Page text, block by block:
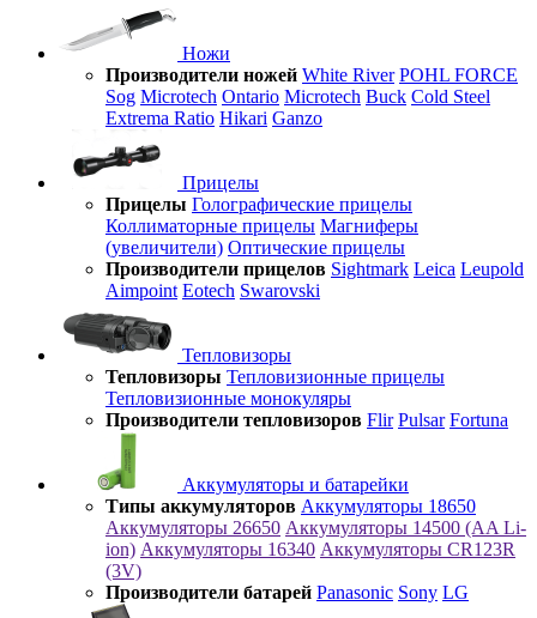
Ножи
Производители ножей White River POHL FORCE
Sog Microtech Ontario Microtech Buck Cold Steel
Extrema Ratio Hikari Ganzo
Прицелы
Прицелы Голографические прицелы
Коллиматорные прицелы Магниферы
(увеличители) Оптические прицелы
Производители прицелов Sightmark Leica Leupold
Aimpoint Eotech Swarovski
Тепловизоры
Тепловизоры Тепловизионные прицелы
Тепловизионные монокуляры
Производители тепловизоров Flir Pulsar Fortuna
Аккумуляторы и батарейки
Типы аккумуляторов Аккумуляторы 18650
Аккумуляторы 26650 Аккумуляторы 14500 (AA Li-
ion) Аккумуляторы 16340 Аккумуляторы CR123R
(3V)
Производители батарей Panasonic Sony LG